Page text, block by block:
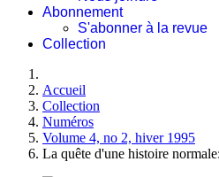
Abonnement
S'abonner à la revue
Collection
Accueil
Collection
Numéros
Volume 4, no 2, hiver 1995
La quête d'une histoire